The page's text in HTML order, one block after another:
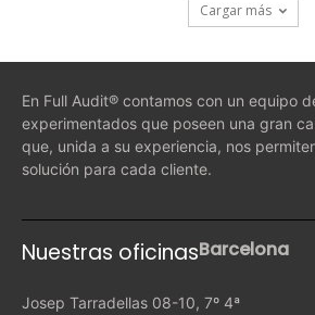
Cargar más
En Full Audit® contamos con un equipo
experimentados que poseen una gran
que, unida a su experiencia, nos
solución para cada cliente.
Nuestras oficinasBarcelona
Josep Tarradellas 08-10, 7º 4ª